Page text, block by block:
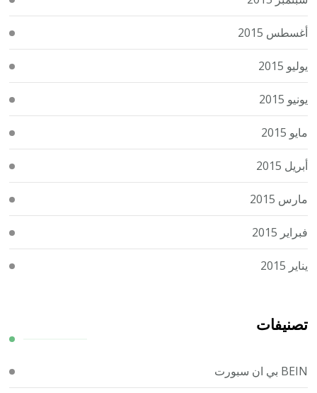
أغسطس 2015
يوليو 2015
يونيو 2015
مايو 2015
أبريل 2015
مارس 2015
فبراير 2015
يناير 2015
تصنيفات
BEIN بي ان سبورت